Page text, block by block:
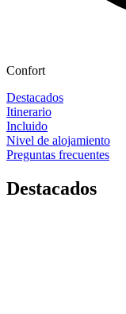
Confort
Destacados
Itinerario
Incluido
Nivel de alojamiento
Preguntas frecuentes
Destacados